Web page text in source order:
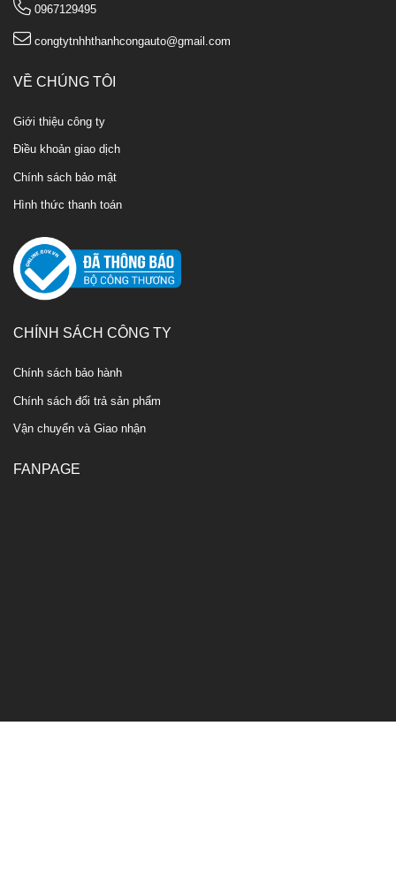
0967129495
congtytnhhthanhcongauto@gmail.com
VỀ CHÚNG TÔI
Giới thiệu công ty
Điều khoản giao dịch
Chính sách bảo mật
Hình thức thanh toán
CHÍNH SÁCH CÔNG TY
Chính sách bảo hành
Chính sách đổi trả sản phẩm
Vận chuyển và Giao nhận
FANPAGE